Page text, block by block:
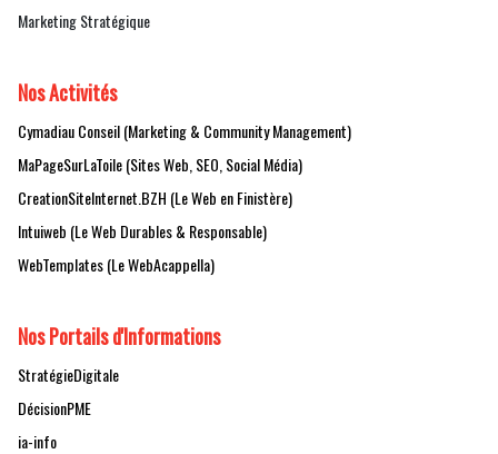
Marketing Stratégique
Nos Activités
Cymadiau Conseil (Marketing & Community Management)
MaPageSurLaToile (Sites Web, SEO, Social Média)
CreationSiteInternet.BZH (Le Web en Finistère)
Intuiweb (Le Web Durables & Responsable)
WebTemplates (Le WebAcappella)
Nos Portails d'Informations
StratégieDigitale
DécisionPME
ia-info